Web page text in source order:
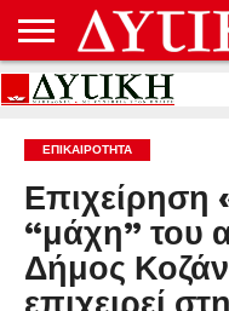
ΑΡΧΙΚΉ
ΕΠΙΚΟΙΝΩΝΊΑ
ΌΡΟΙ
ΠΡΟΣΤΑΣΊΑ
ΔΕΔΟΜΈΝΩΝ
ΕΠΙΚΑΙΡΟΤΗΤΑ
Επιχείρηση
“μάχη” του
Δήμος